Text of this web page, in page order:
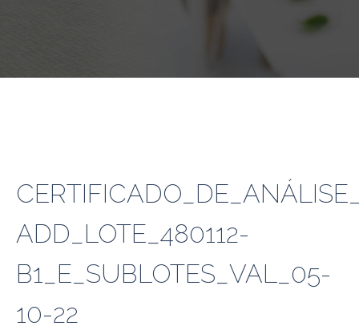
ADD_LOTE_480112-
B1_E_SUBLOTES_VAL_05-
10-22